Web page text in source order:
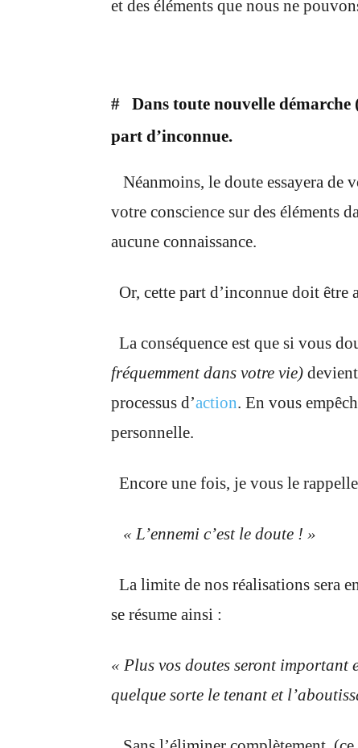
et des éléments que nous ne
# Dans toute nouvelle démarche
part d’inconnue.
Néanmoins, le doute essayera de
votre conscience sur des éléments
aucune connaissance.
Or, cette part d’inconnue doit être
La conséquence est que si vous
fréquemment dans votre vie)
processus d’action. En vous
personnelle.
Encore une fois, je vous le
« L’ennemi c’est le doute ! »
La limite de nos réalisations sera
se résume ainsi :
« Plus vos doutes seront important
quelque sorte le tenant et